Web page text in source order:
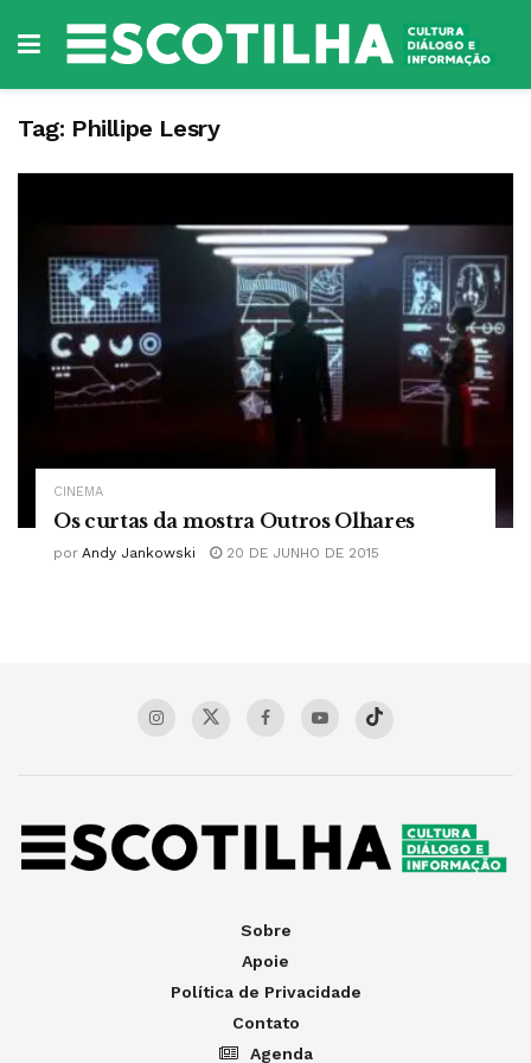
Tag: Phillipe Lesry
CINEMA
Os curtas da mostra Outros Olhares
por Andy Jankowski 20 DE JUNHO DE 2015
Sobre
Apoie
Política de Privacidade
Contato
Agenda